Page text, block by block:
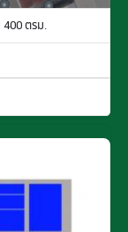
400 ตรม.